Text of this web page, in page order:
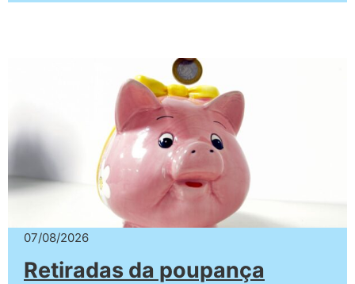
07/08/2026
Retiradas da poupança